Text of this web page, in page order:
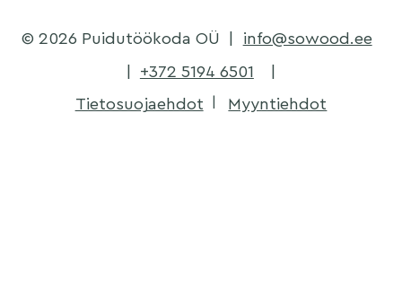
© 2026 Puidutöökoda OÜ
info@sowood.ee
+372 5194 6501
Tietosuojaehdot
Myyntiehdot